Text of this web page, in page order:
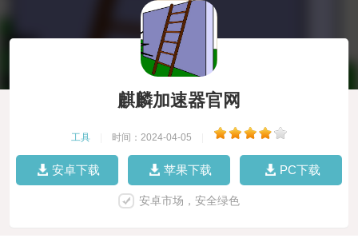
麒麟加速器官网
工具 时间：2024-04-05
安卓下载 苹果下载 PC下载
安卓市场，安全绿色